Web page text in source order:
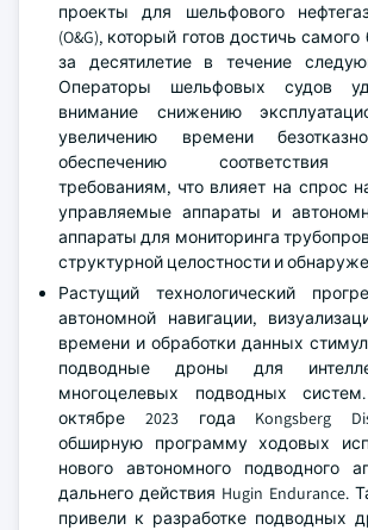
проекты для шельфового
(O&G), который готов достичь
за десятилетие в течение
Операторы шельфовых судов
внимание снижению
увеличению времени
обеспечению соответствия
требованиям, что влияет на спрос
управляемые аппараты и
аппараты для мониторинга
структурной целостности и
Растущий технологический
автономной навигации,
времени и обработки данных
подводные дроны для
многоцелевых подводных
октябре 2023 года Kongsberg
обширную программу ходовых
нового автономного подводного
дальнего действия Hugin Endurance.
привели к разработке подводных